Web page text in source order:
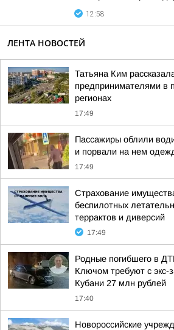
12:58
ЛЕНТА НОВОСТЕЙ
Татьяна Ким
предпринимателями в
регионах
17:49
Пассажиры облили
и порвали на нем
17:49
Страхование
беспилотных
террактов и диверсий
17:49
Родные погибшего в
Ключом требуют с
Кубани 27 млн рублей
17:40
Новороссийские